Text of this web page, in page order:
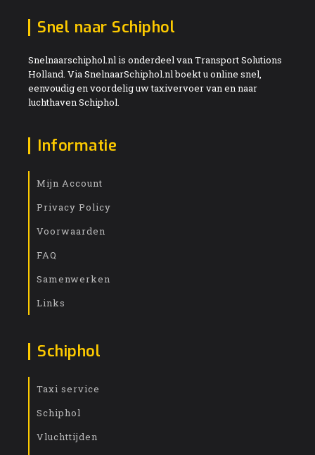
Snel naar Schiphol
Snelnaarschiphol.nl is onderdeel van Transport Solutions
Holland. Via SnelnaarSchiphol.nl boekt u online snel,
eenvoudig en voordelig uw taxivervoer van en naar
luchthaven Schiphol.
Informatie
Mijn Account
Privacy Policy
Voorwaarden
FAQ
Samenwerken
Links
Schiphol
Taxi service
Schiphol
Vluchttijden